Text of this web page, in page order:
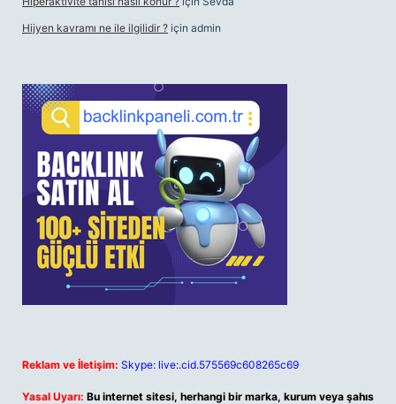
Hijyen kavramı ne ile ilgilidir ? için admin
Reklam ve İletişim: Skype: live:.cid.575569c608265c69
Yasal Uyarı: Bu internet sitesi, herhangi bir marka, kurum veya şahıs